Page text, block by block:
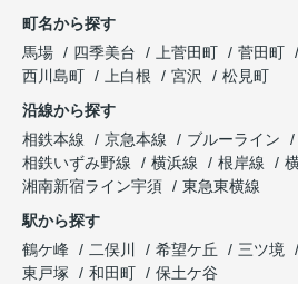
町名から探す
馬場
四季美台 上菅田町 菅田町
西川島町
上白根 宮沢
松見町
沿線から探す
相鉄本線
京急本線 ブルーライン
相鉄いずみ野線
横浜線 根岸線
湘南新宿ライン宇須
東急東横線
駅から探す
鶴ケ峰
二俣川 希望ケ丘 三ツ境
東戸塚
和田町 保土ケ谷